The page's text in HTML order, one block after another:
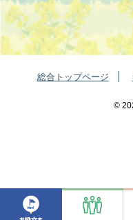
総合トップページ
©️